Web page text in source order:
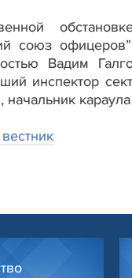
союз
Вадим
инспектор
начальник